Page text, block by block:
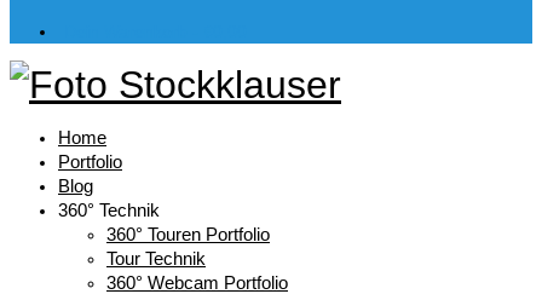
Home
Portfolio
Blog
360° Technik
360° Touren Portfolio
Tour Technik
360° Webcam Portfolio